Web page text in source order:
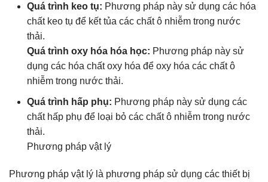
Quá trình keo tụ: Phương pháp này sử dụng các hóa
chất keo tụ để kết tủa các chất ô nhiễm trong nước
thải.
Quá trình oxy hóa hóa học: Phương pháp này sử
dụng các hóa chất oxy hóa để oxy hóa các chất ô
nhiễm trong nước thải.
Quá trình hấp phụ: Phương pháp này sử dụng các
chất hấp phụ để loại bỏ các chất ô nhiễm trong nước
thải.
Phương pháp vật lý
Phương pháp vật lý là phương pháp sử dụng các thiết bị